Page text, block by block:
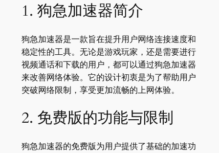
1. 狗急加速器简介
狗急加速器是一款旨在提升用户网络连接速度和
稳定性的工具。无论是游戏玩家，还是需要进行
视频通话和下载的用户，都可以通过狗急加速器
来改善网络体验。它的设计初衷是为了帮助用户
突破网络限制，享受更加流畅的上网体验。
2. 免费版的功能与限制
狗急加速器的免费版为用户提供了基础的加速功